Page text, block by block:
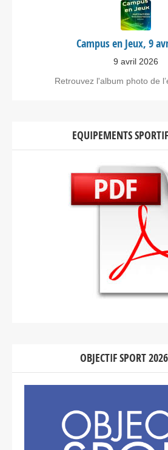
Campus en Jeux, 9
9 avril 2026
Retrouvez l'album photo de
EQUIPEMENTS
OBJECTIF SPORT